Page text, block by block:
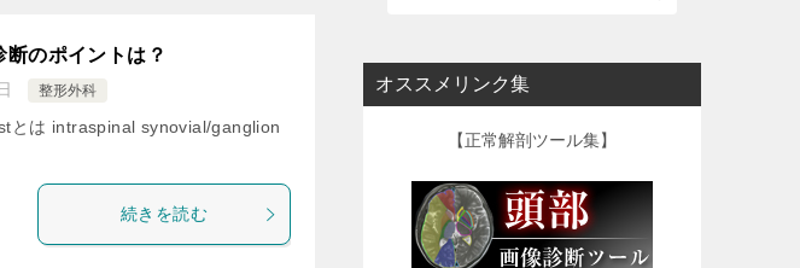
のポイントは？
整形外科
とは intraspinal synovial/ganglion
続きを読む
オススメリンク集
【正常解剖ツール集】